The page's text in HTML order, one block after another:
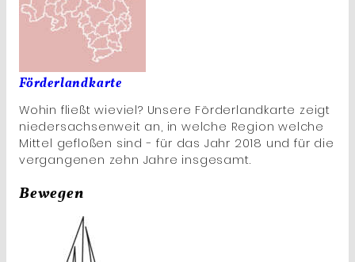
Förderlandkarte
Wohin fließt wieviel? Unsere Förderlandkarte zeigt
niedersachsenweit an, in welche Region welche
Mittel gefloßen sind - für das Jahr 2018 und für die
vergangenen zehn Jahre insgesamt.
Bewegen